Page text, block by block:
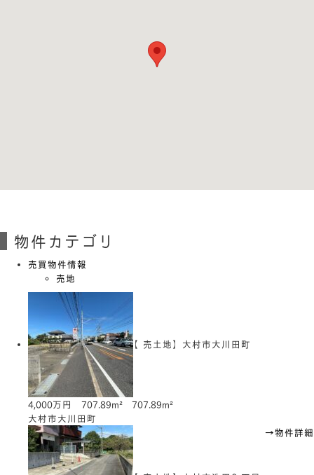
物件カテゴリ
売買物件情報
売地
【売土地】大村市大川田町
4,000万円 707.89m² 707.89m²
大村市大川田町
→物件詳細